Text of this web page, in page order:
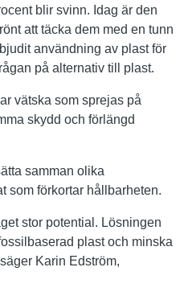
blir svinn. Idag är den
att täcka dem med en tunn
användning av plast för
på alternativ till plast.
vätska som sprejas på
skydd och förlängd
samman olika
som förkortar hållbarheten.
stor potential. Lösningen
plast och minska
Karin Edström,